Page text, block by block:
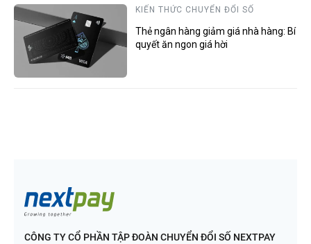
KIẾN THỨC CHUYỂN ĐỔI SỐ
Thẻ ngân hàng giảm giá nhà hàng: Bí
quyết ăn ngon giá hời
CÔNG TY CỔ PHẦN TẬP ĐOÀN CHUYỂN ĐỔI SỐ NEXTPAY